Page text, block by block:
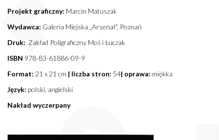
Projekt graficzny: Marcin Matuszak
Wydawca: Galeria Miejska „Arsenał”, Poznań
Druk: Zakład Poligraficzny Moś i Łuczak
ISBN 978-83-61886-09-9
Format: 21 x 21 cm | liczba stron: 54| oprawa: miękka
Język: polski, angielski
Nakład wyczerpany